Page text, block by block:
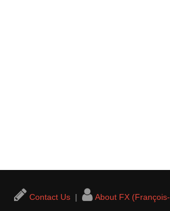
Contact Us| About FX (François-